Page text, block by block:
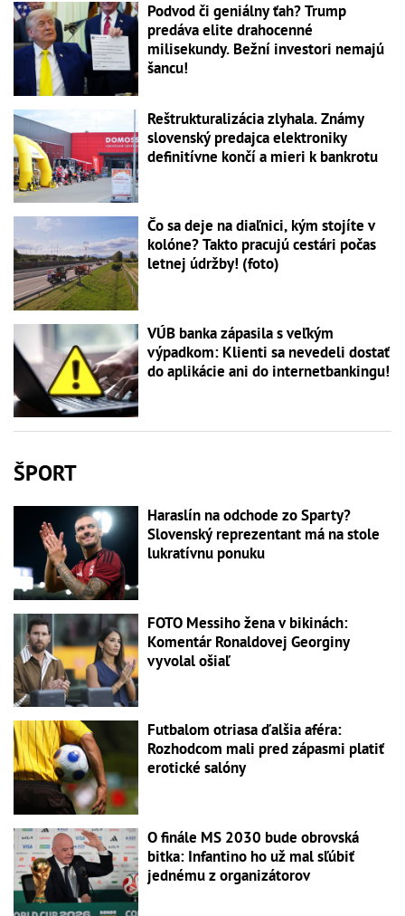
Podvod či geniálny ťah? Trump
predáva elite drahocenné
milisekundy. Bežní investori nemajú
šancu!
Reštrukturalizácia zlyhala. Známy
slovenský predajca elektroniky
definitívne končí a mieri k bankrotu
Čo sa deje na diaľnici, kým stojíte v
kolóne? Takto pracujú cestári počas
letnej údržby! (foto)
VÚB banka zápasila s veľkým
výpadkom: Klienti sa nevedeli dostať
do aplikácie ani do internetbankingu!
ŠPORT
Haraslín na odchode zo Sparty?
Slovenský reprezentant má na stole
lukratívnu ponuku
FOTO Messiho žena v bikinách:
Komentár Ronaldovej Georginy
vyvolal ošiaľ
Futbalom otriasa ďalšia aféra:
Rozhodcom mali pred zápasmi platiť
erotické salóny
O finále MS 2030 bude obrovská
bitka: Infantino ho už mal sľúbiť
jednému z organizátorov